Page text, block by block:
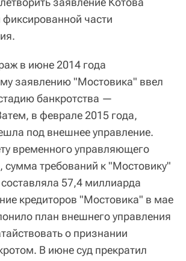
фиксированной части
в июне 2014 года
заявлению "Мостовика" ввел
банкротства —
в феврале 2015 года,
под внешнее управление.
временного управляющего
требований к "Мостовику"
57,4 миллиарда
кредиторов "Мостовика" в мае
план внешнего управления
о признании
В июне суд прекратил